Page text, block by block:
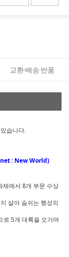
교환·배송·반품
습니다.
: New World)
에서 8개 부문 수상
살아 숨쉬는 행성의
로 5개 대륙을 오가며